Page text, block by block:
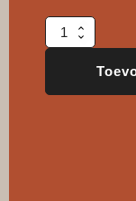
Houten
huisje